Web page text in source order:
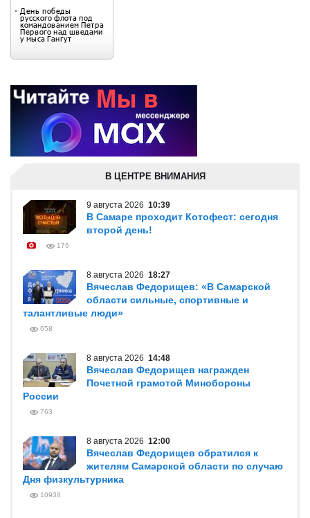
В ЦЕНТРЕ ВНИМАНИЯ
9 августа 2026 10:39
В Самаре проходит Котофест: сегодня
второй день!
176
8 августа 2026 18:27
Вячеслав Федорищев: «В Самарской
области сильные, спортивные и
талантливые люди»
658
8 августа 2026 14:48
Вячеслав Федорищев награжден
Почетной грамотой Минобороны
России
763
8 августа 2026 12:00
Вячеслав Федорищев обратился к
жителям Самарской области по случаю
Дня физкультурника
10938